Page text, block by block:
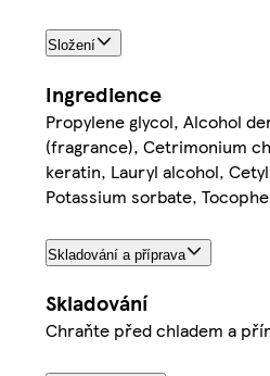
Složení
Ingredience
Propylene glycol, Alcohol
(fragrance), Cetrimonium
keratin, Lauryl alcohol,
Potassium sorbate,
Skladování a příprava
Skladování
Chraňte před chladem a